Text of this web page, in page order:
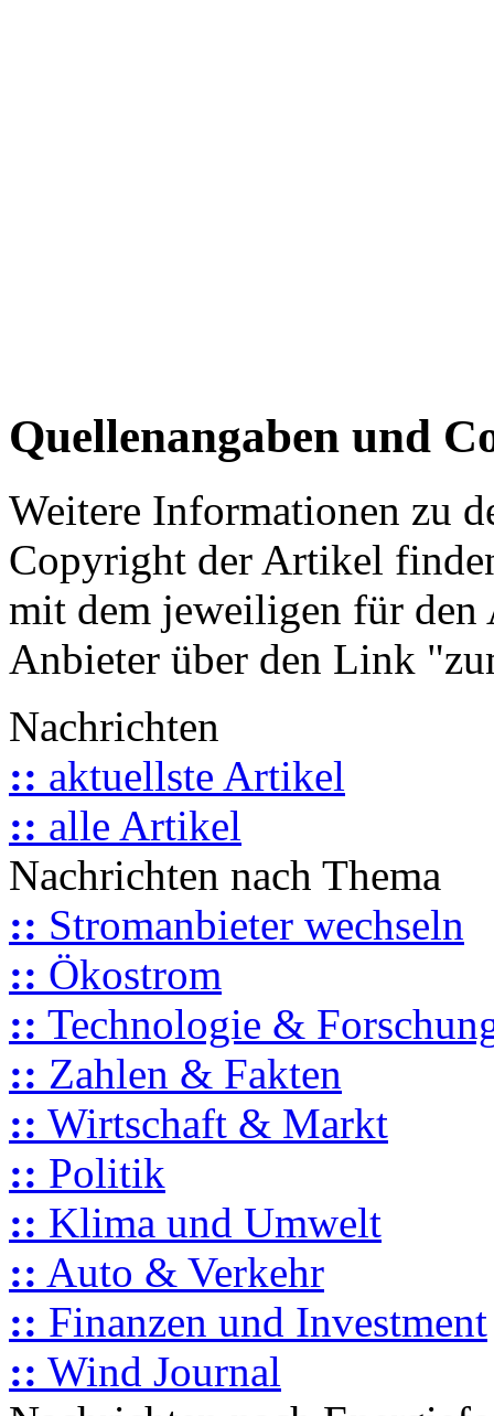
Quellenangaben und
Weitere Informationen zu
Copyright der Artikel
mit dem jeweiligen für
Anbieter über den Link
Nachrichten
:: aktuellste Artikel
:: alle Artikel
Nachrichten nach Thema
:: Stromanbieter wechseln
:: Ökostrom
:: Technologie &
:: Zahlen & Fakten
:: Wirtschaft & Markt
:: Politik
:: Klima und Umwelt
:: Auto & Verkehr
:: Finanzen und Investment
:: Wind Journal